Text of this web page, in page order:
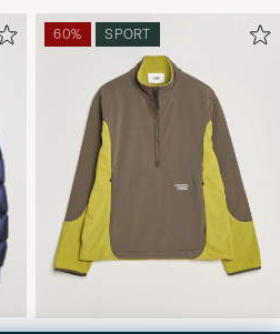
60% SPORT